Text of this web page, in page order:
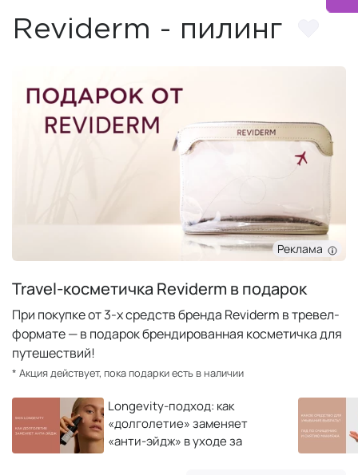
Reviderm - пилинг
Реклама
Travel-косметичка Reviderm в подарок
При покупке от 3-х средств бренда Reviderm в тревел-
формате — в подарок брендированная косметичка для
путешествий!
* Акция действует, пока подарки есть в наличии
Longevity-подход: как
«долголетие» заменяет
«анти-эйдж» в уходе за